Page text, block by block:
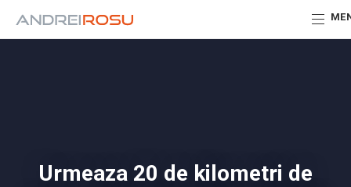
Urmeaza 20 de kilometri de